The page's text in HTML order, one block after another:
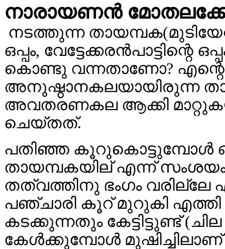
നാരായണന്‍
നടത്തുന്ന
ഒപ്പം, വേട്ടേക്കരന്‍പാട്ടിന്റെ
കൊണ്ടു വന്നതാണോ?
അനുഷ്ഠാനകലയായിരുന്ന
അവതരണകല ആക്കി
ചെയ്തത്.
പതിഞ്ഞ കൂറുകൊട്ടുമ്പോള്‍
തായമ്പകയില് എന്ന്
തത്വത്തിനു ഭംഗം
പഞ്ചാരി കൂറ് മുറുകി എത്തി
കടക്കുന്നതും കേട്ടിട്ടുണ്ട്
കേള്‍ക്കുമ്പോള്‍